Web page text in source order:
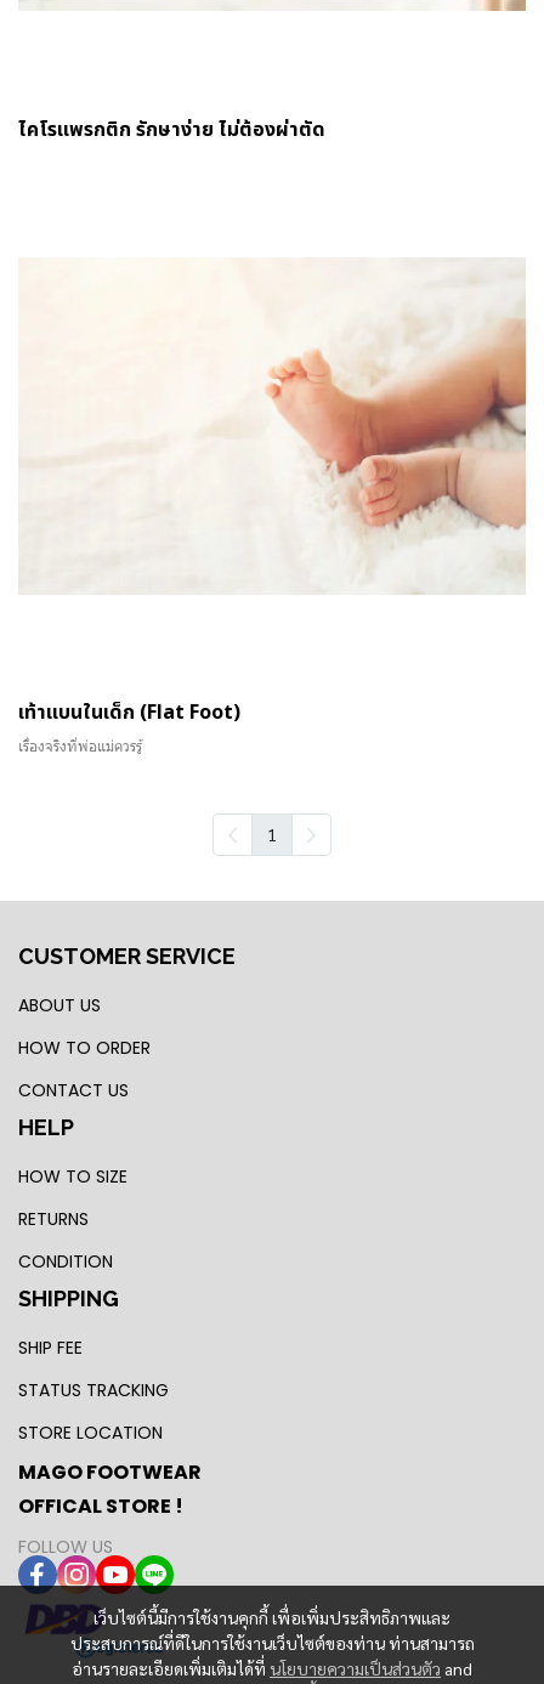
ไคโรแพรกติก รักษาง่าย ไม่ต้องผ่าตัด
เท้าแบนในเด็ก (Flat Foot)
เรื่องจริงที่พ่อแม่ควรรู้
1
เว็บไซต์นี้มีการใช้งานคุกกี้ เพื่อเพิ่มประสิทธิภาพและ
ประสบการณ์ที่ดีในการใช้งานเว็บไซต์ของท่าน ท่านสามารถ
อ่านรายละเอียดเพิ่มเติมได้ที่ นโยบายความเป็นส่วนตัว and
CUSTOMER SERVICE
ABOUT US
HOW TO ORDER
CONTACT US
HELP
HOW TO SIZE
RETURNS
CONDITION
SHIPPING
SHIP FEE
STATUS TRACKING
STORE LOCATION
MAGO FOOTWEAR
OFFICAL STORE !
FOLLOW US